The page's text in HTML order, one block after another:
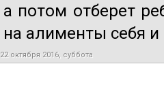
а потом отберет
на алименты себя и
22 октября 2016, суббота